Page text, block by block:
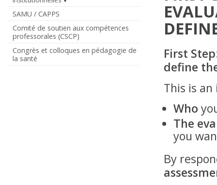
SAMU / CAPPS
Comité de soutien aux compétences
professorales (CSCP)
Congrès et colloques en pédagogie de
la santé
First
define
This is
Who
The
you
By